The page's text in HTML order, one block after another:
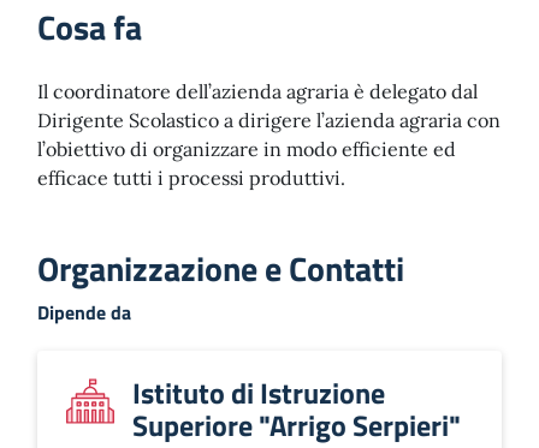
Cosa fa
Il coordinatore dell’azienda agraria è delegato dal
Dirigente Scolastico a dirigere l’azienda agraria con
l’obiettivo di organizzare in modo efficiente ed
efficace tutti i processi produttivi.
Organizzazione e Contatti
Dipende da
Istituto di Istruzione
Superiore "Arrigo Serpieri"